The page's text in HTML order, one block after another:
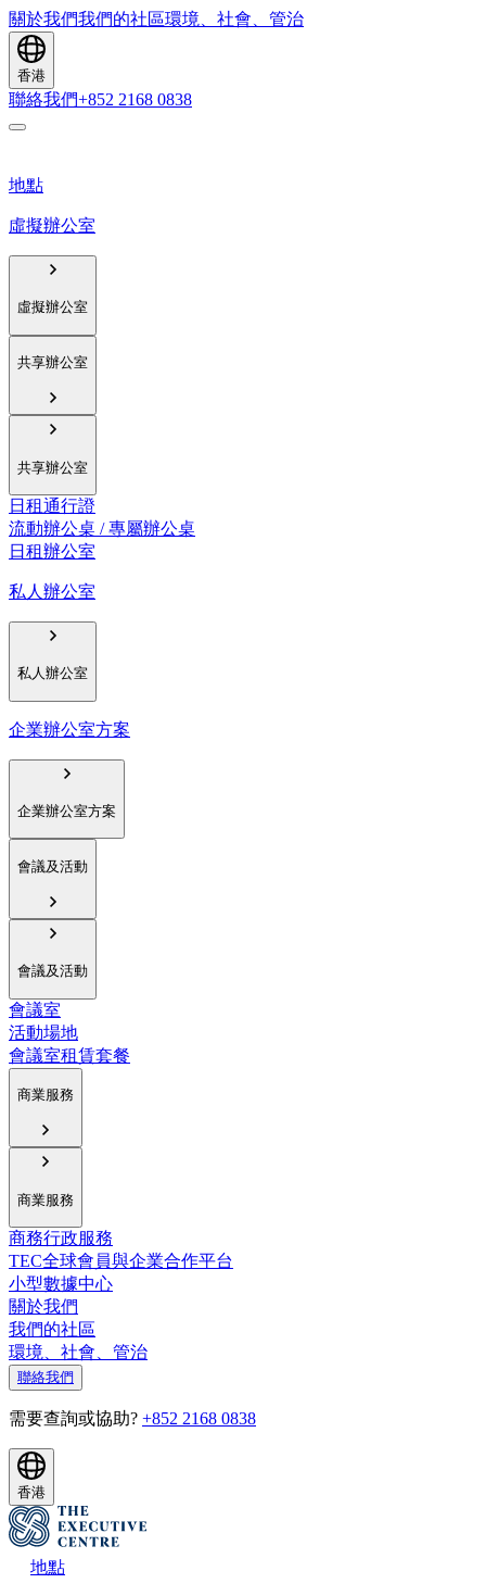
關於我們我們的社區環境、社會、管治
香港
聯絡我們+852 2168 0838
地點
虛擬辦公室
虛擬辦公室
共享辦公室
共享辦公室
日租通行證
流動辦公桌 / 專屬辦公桌
日租辦公室
私人辦公室
私人辦公室
企業辦公室方案
企業辦公室方案
會議及活動
會議及活動
會議室
活動場地
會議室租賃套餐
商業服務
商業服務
商務行政服務
TEC全球會員與企業合作平台
小型數據中心
關於我們
我們的社區
環境、社會、管治
聯絡我們
需要查詢或協助? +852 2168 0838
香港
地點